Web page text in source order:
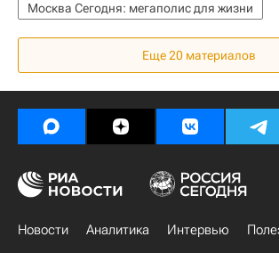
Москва Сегодня: мегаполис для жизни
Мосгаз
Москва Новая Москва
Городское хозяйство Москвы
Комплекс городского хозяйства Москвы
Еще 20 материалов
Новости Аналитика Интервью